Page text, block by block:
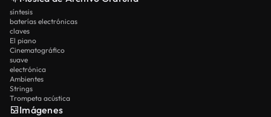
síntesis
baterías electrónicas
claves
El piano
Cinematográfico
suave
electrónica
Ambientes
Strings
Trompeta acústica
Imágenes